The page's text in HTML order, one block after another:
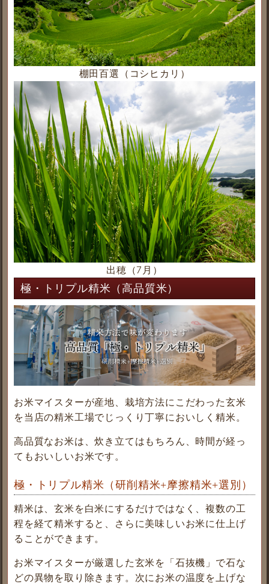
棚田百選（コシヒカリ）
出穂（7月）
極・トリプル精米（高品質米）
お米マイスターが産地、栽培方法にこだわった玄米
を当店の精米工場でじっくり丁寧においしく精米。
高品質なお米は、炊き立てはもちろん、時間が経っ
てもおいしいお米です。
極・トリプル精米（研削精米+摩擦精米+選別）
精米は、玄米を白米にするだけではなく、複数の工
程を経て精米すると、さらに美味しいお米に仕上げ
ることができます。
お米マイスターが厳選した玄米を「石抜機」で石な
どの異物を取り除きます。次にお米の温度を上げな